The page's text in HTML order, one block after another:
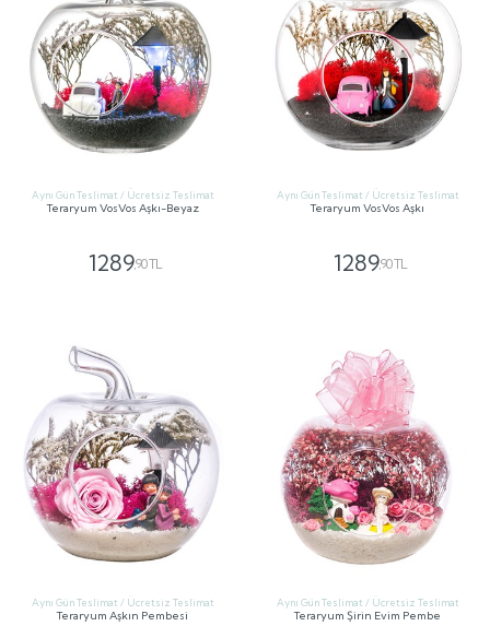
Aynı Gün Teslimat / Ücretsiz Teslimat
Teraryum VosVos Aşkı-Beyaz
1289,90 TL
Aynı Gün Teslimat / Ücretsiz Teslimat
Teraryum VosVos Aşkı
1289,90 TL
Aynı Gün Teslimat / Ücretsiz Teslimat
Teraryum Aşkın Pembesi
Aynı Gün Teslimat / Ücretsiz Teslimat
Teraryum Şirin Evim Pembe